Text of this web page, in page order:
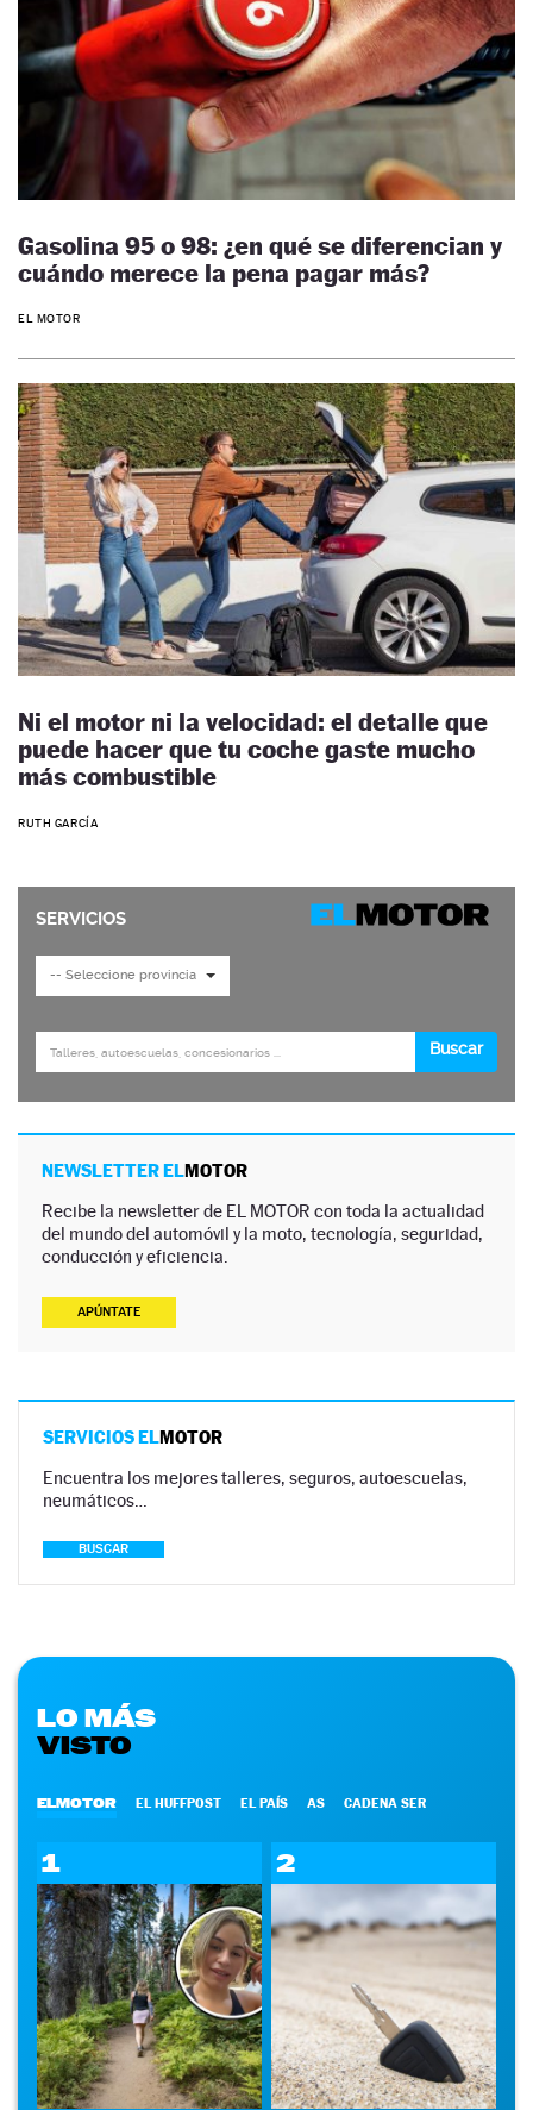
Gasolina 95 o 98: ¿en qué se diferencian y
cuándo merece la pena pagar más?
EL MOTOR
Ni el motor ni la velocidad: el detalle que
puede hacer que tu coche gaste mucho
más combustible
RUTH GARCÍA
NEWSLETTER ELMOTOR
Recibe la newsletter de EL MOTOR con toda la actualidad
del mundo del automóvil y la moto, tecnología, seguridad,
conducción y eficiencia.
APÚNTATE
SERVICIOS ELMOTOR
Encuentra los mejores talleres, seguros, autoescuelas,
neumáticos…
BUSCAR
LO MÁS
VISTO
ELMOTOR EL HUFFPOST EL PAÍS AS CADENA SER
1 2